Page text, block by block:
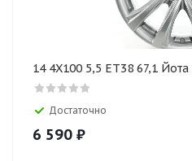
14 4X100 5,5 ET38 67,1
Достаточно
6 590 ₽